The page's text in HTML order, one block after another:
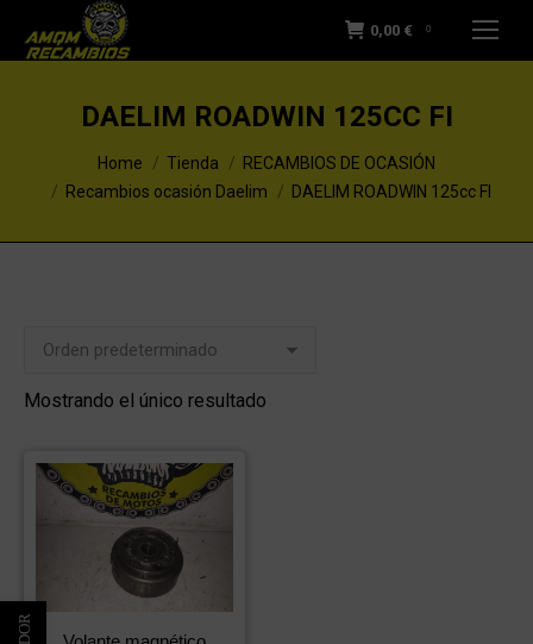
0,00 € 0
DAELIM ROADWIN 125CC FI
You are here:Home Tienda
RECAMBIOS DE OCASIÓN
Recambios ocasión Daelim
DAELIM ROADWIN 125cc FI
Mostrando el único resultado